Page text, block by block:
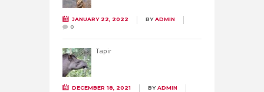
JANUARY 22, 2022 BYADMIN
0
Tapir
DECEMBER 18, 2021 BYADMIN